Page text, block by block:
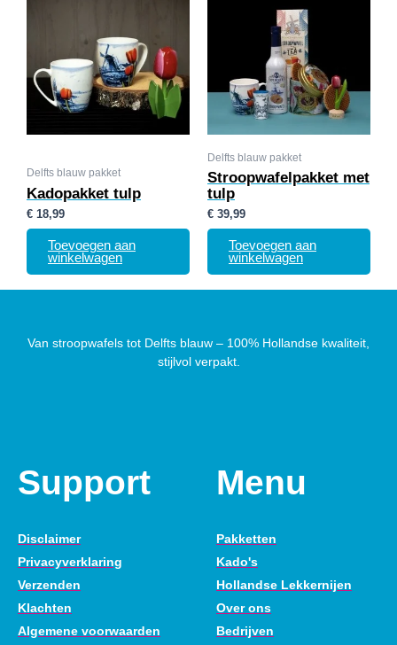
Delfts blauw pakket
Kadopakket tulp
€ 18,99
Toevoegen aan
winkelwagen
Delfts blauw pakket
Stroopwafelpakket met
tulp
€ 39,99
Toevoegen aan
winkelwagen
Van stroopwafels tot Delfts blauw – 100% Hollandse kwaliteit,
stijlvol verpakt.
Support
Disclaimer
Privacyverklaring
Verzenden
Klachten
Algemene voorwaarden
Menu
Pakketten
Kado's
Hollandse Lekkernijen
Over ons
Bedrijven